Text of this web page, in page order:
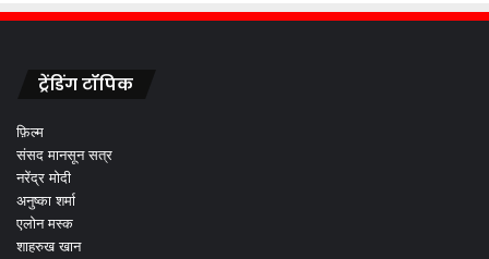
ट्रेंडिंग टॉपिक
फ़िल्म
संसद मानसून सत्र
नरेंद्र मोदी
अनुष्का शर्मा
एलोन मस्क
शाहरुख खान